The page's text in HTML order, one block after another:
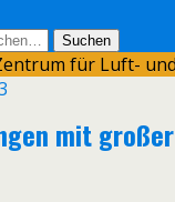
für Luft-
mit